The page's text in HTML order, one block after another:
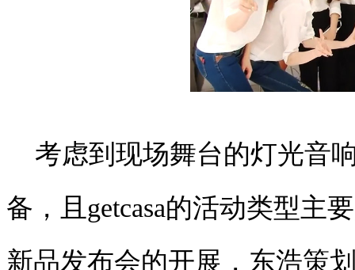
考虑到现场舞台的灯光音
备，且getcasa的活动类型主
新品发布会的开展，东浩策